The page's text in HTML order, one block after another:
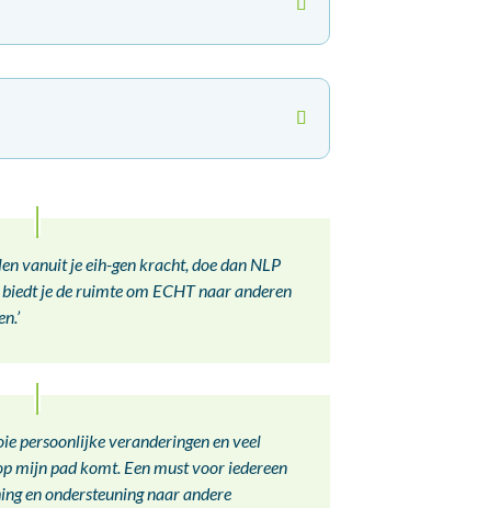
vanuit je eih-gen kracht, doe dan NLP
je de ruimte om ECHT naar anderen
persoonlijke veranderingen en veel
mijn pad komt. Een must voor iedereen
en ondersteuning naar andere